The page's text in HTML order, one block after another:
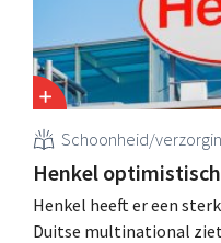
Schoonheid/
Henkel
Henkel heeft er een
Duitse multinational